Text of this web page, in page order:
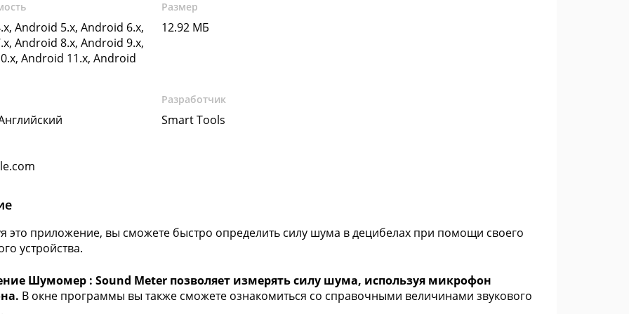
Android 5.x, Android 6.x,
Android 8.x, Android 9.x,
Android 11.x, Android
Размер
12.92 МБ
Разработчик
Smart Tools
это приложение, вы сможете быстро определить силу шума в децибелах при помощи своего
устройства.
Шумомер : Sound Meter позволяет измерять силу шума, используя микрофон
В окне программы вы также сможете ознакомиться со справочными величинами звукового